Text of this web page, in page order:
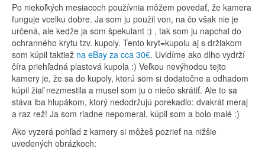
Po niekoľkých mesiacoch používnia môžem povedať, že kamera
funguje vcelku dobre. Ja som ju použil von, na čo však nie je
určená, ale kedže ja som špekulant :) , tak som ju napchal do
ochranného krytu tzv. kupoly. Tento kryt=kupolu aj s držiakom
som kúpil taktiež na eBay za cca 30€. Uvidíme ako dlho vydrží
číra priehľadná plastová kupola :) Veľkou nevýhodou tejto
kamery je, že sa do kupoly, ktorú som si dodatočne a odhadom
kúpil žiaľ nezmestila a musel som ju o niečo skrátiť. Ale to sa
stáva iba hlupákom, ktorý nedodržujú porekadlo: dvakrát meraj
a raz rež! Ja som riadne nepomeral, kúpil som a bolo malé :)
Ako vyzerá pohľad z kamery si môžeš pozrieť na nižšie
uvedených obrázkoch: